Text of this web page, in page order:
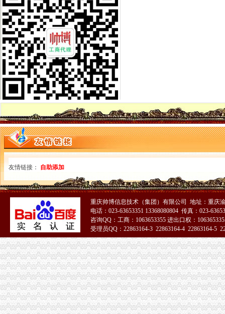
数控折弯机自动进口许可证流程手续-进口报关-上海虎桥进出口有限公司
伪造公章办理进出口许可证-律师在线
进出口许可证电子更新流程_湖南子站_中国国际电子商务网
瑞丰德永如何办理进出口许可证？-福州便民网
肉类进口资质办理,肉类进口许可证办理流程肉类进口关税代理
广东省东莞市东莞稀释进口,怎么快速办理两用物项许可证–搜服网
二手定量仪进口许可证代理/办理O证
商务部技术进出口信息管理系统许可证电子申请流程-江市商务局
办理大兴区丰台区进出口权审批办理进出口许可证审批-北京58同城
鑫南财务--办理进出口许可证_【公司注册服务】
【办理进出口许可证、出口退税的图片】-宝安梅林365花园易登网
进出口贸易的流程-律快车知识
行业许可_成都进出口经营许可证办理_成都三证合一改革-成都世纪万方
一般贸易进出口流程-MBA智库文档
关于进出口企业办理电子新流程有关事项的通知
关于进出口企业办理电子新流程有关事项的通知_手机新浪网
福州办理食品流通许可证公司注册进出口许可证-福州58同城
小规模纳税人已办理了进出口许可证,但却为何无办理进出口业务税
上海进口报关公司,上海进口清关公司,二手设备进口报关,许可
进出口许可证、两用物项和技术进出口电子更新、新做通知_深圳
申请进口肉类产品的企业需要有什么进出口资质办理流程,要办理什么
进口旧设备申请流程,机电证申办程序
进出口许可证办理流程
进出口许可证、两用物项和技术进出口电子更新、新做通知_深圳
丰台区公司进出口权办理手续及流程,北京北京市地区国内公司注册供
稀土出口许可证深圳办理钕铁硼磁铁（分类为稀土）出口许可证的流
丰台区公司进出口权办理手续及流程,北京北京市地区国内公司注册供
海淀区进出口资质办理条件及申请流程-北京DM67网
专业办理自动进口许可证的公司？-企业动态-广州卓海进出口贸易
友情链接： 自助添加
重庆帅博信息技术（集团）有限公司 地址：重庆
电话：023-63653351 13368080804 传真：023-
咨询QQ：工商：1063653355 进出口权：
受理员QQ：22863164-3 22863164-4 22863164-5